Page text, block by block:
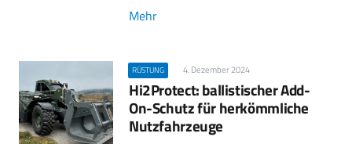
Mehr
RÜSTUNG 4. Dezember 2024
Hi2Protect: ballistischer Add-
On-Schutz für herkömmliche
Nutzfahrzeuge